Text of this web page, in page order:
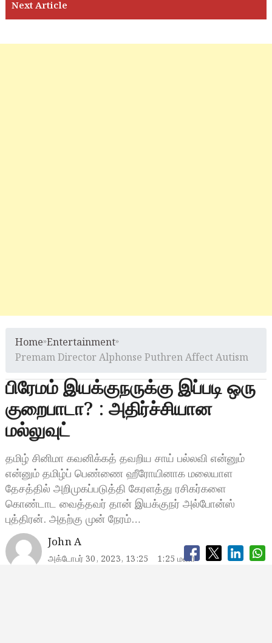
Home»Entertainment»
Premam Director Alphonse Puthren Affect Autism
பிரேமம் இயக்குநருக்கு இப்படி ஒரு
குறைபாடா? : அதிர்ச்சியான
மல்லுவுட்
தமிழ் சினிமா கவனிக்கத் தவறிய சாய் பல்லவி என்னும்
என்னும் தமிழ்ப் பெண்ணை ஹீரோயினாக மலையாள
தேசத்தில் அறிமுகப்படுத்தி கேரளத்து ரசிகர்களை
கொண்டாட வைத்தவர் தான் இயக்குநர் அல்போன்ஸ்
புத்திரன். அதற்கு முன் நேரம்…
John A
அக்டோபர் 30, 2023, 13:25 1:25 மணி